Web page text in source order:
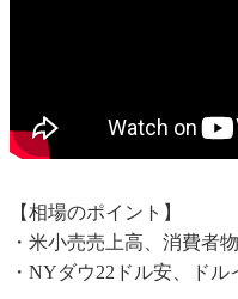
【相場のポイント】
・米小売売上高、消費者
・NYダウ22ドル安、ドル